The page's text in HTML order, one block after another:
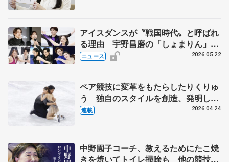
アイスダンスが〝戦国時代〟と呼ばれ
る理由 宇野昌磨の「しょまりん」ら
実力者が相次いで参戦 国内の競争激
ニュース 2026.05.22
ペア競技に変革をもたらしたりくりゅ
う 独自のスタイルを創造、発明した
【引退発表後②】
連載 2026.04.24
中野園子コーチ、教えるためにたこ焼
きを焼いてトイレ掃除も 他の競技に